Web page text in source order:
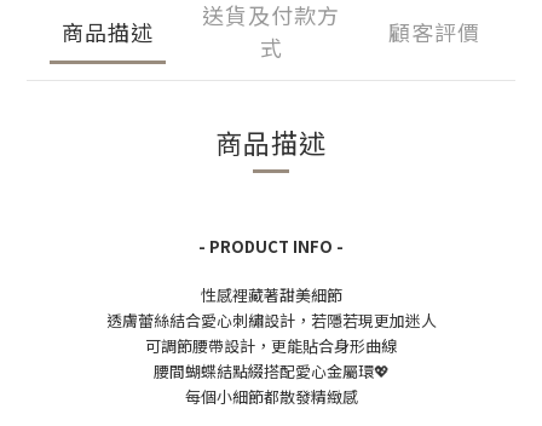
商品描述
送貨及付款方
式
顧客評價
商品描述
- PRODUCT INFO -
性感裡藏著甜美細節
透膚蕾絲結合愛心刺繡設計，若隱若現更加迷人
可調節腰帶設計，更能貼合身形曲線
腰間蝴蝶結點綴搭配愛心金屬環💖
每個小細節都散發精緻感